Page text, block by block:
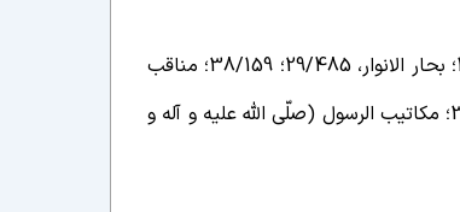
ـ نهج البلاغه، شرح عبده، 1/81؛ 2/64؛ المسترشد، 372؛ الاربعین، شیرازی، 177؛ بحار الانوار، 29/485؛ 38/159؛ مناقب
اهل البیت (علیهم السّلام)، 456؛ مستدرک سفینة البحار، 7/548؛ المرامعات، 391؛ مکاتیب الرسول (صلّی الله علیه و آله و